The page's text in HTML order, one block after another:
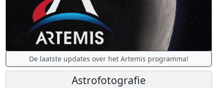
De laatste updates over het Artemis programma!
Astrofotografie